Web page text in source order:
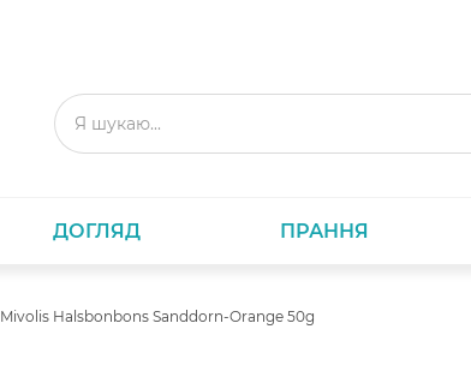
ДОГЛЯД ПРАННЯ
Mivolis Halsbonbons Sanddorn-Orange 50g